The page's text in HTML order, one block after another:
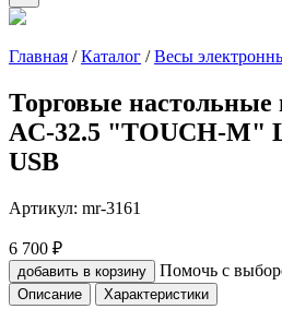
Главная /Каталог /Весы
Торговые
AC-32.5 "TOUCH-M"
USB
Артикул: mr-3161
6 700 ₽
добавить в корзину Помочь с
Описание Характеристики